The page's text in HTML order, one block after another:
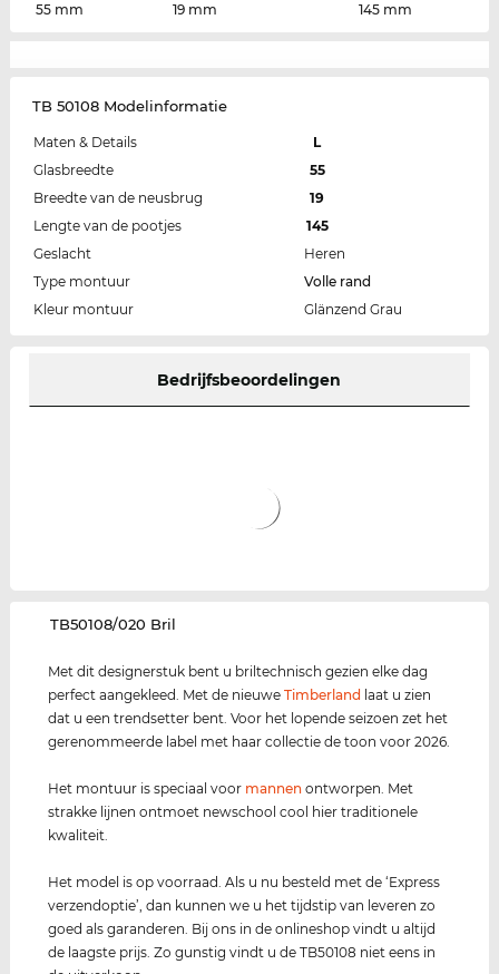
55 mm
19 mm
145 mm
TB 50108 Modelinformatie
Maten & Details
L
Glasbreedte
55
Breedte van de neusbrug
19
Lengte van de pootjes
145
Geslacht
Heren
Type montuur
Volle rand
Kleur montuur
Glänzend Grau
Bedrijfsbeoordelingen
‌TB50108/020 Bril
Met dit designerstuk bent u briltechnisch gezien elke dag
perfect aangekleed. Met de nieuweTimberland laat u zien
dat u een trendsetter bent. Voor het lopende seizoen zet het
gerenommeerde label met haar collectie de toon voor 2026.
Het montuur is speciaal voor mannen ontworpen. Met
strakke lijnen ontmoet newschool cool hier traditionele
kwaliteit.
Het model is op voorraad. Als u nu besteld met de ‘Express
verzendoptie’, dan kunnen we u het tijdstip van leveren zo
goed als garanderen. Bij ons in de onlineshop vindt u altijd
de laagste prijs. Zo gunstig vindt u de TB50108 niet eens in